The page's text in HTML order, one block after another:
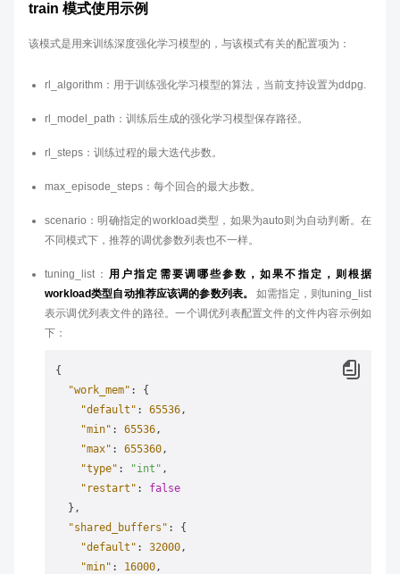
train 模式使用示例
该模式是用来训练深度强化学习模型的，与该模式有关的配置项为：
rl_algorithm：用于训练强化学习模型的算法，当前支持设置为ddpg.
rl_model_path：训练后生成的强化学习模型保存路径。
rl_steps：训练过程的最大迭代步数。
max_episode_steps：每个回合的最大步数。
scenario：明确指定的workload类型，如果为auto则为自动判断。在
不同模式下，推荐的调优参数列表也不一样。
tuning_list： 用户指定需要调哪些参数，如果不指定，则根据
workload类型自动推荐应该调的参数列表。
如需指定，则tuning_list
表示调优列表文件的路径。一个调优列表配置文件的文件内容示例如
下：
{
"work_mem" :
{
"default" : 65536,
"min" : 65536,
"max" : 655360,
"type" : "int" ,
"restart" :
false
} ,
"shared_buffers" :
{
"default" : 32000,
"min" : 16000,